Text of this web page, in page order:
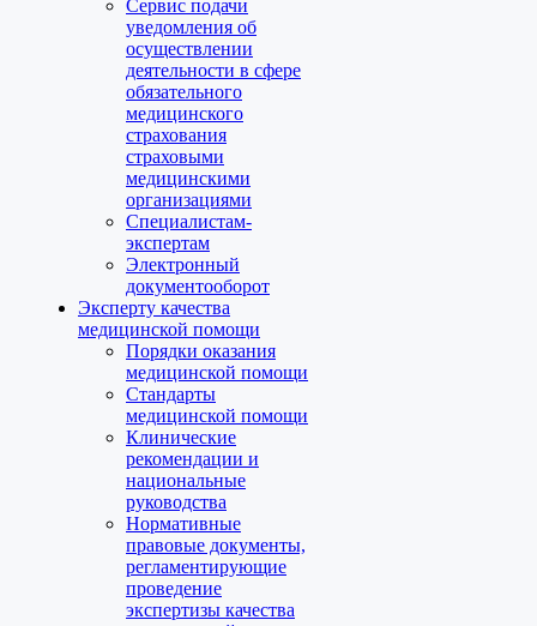
Сервис подачи
уведомления об
осуществлении
деятельности в сфере
обязательного
медицинского
страхования
страховыми
медицинскими
организациями
Специалистам-
экспертам
Электронный
документооборот
Эксперту качества
медицинской помощи
Порядки оказания
медицинской помощи
Стандарты
медицинской помощи
Клинические
рекомендации и
национальные
руководства
Нормативные
правовые документы,
регламентирующие
проведение
экспертизы качества